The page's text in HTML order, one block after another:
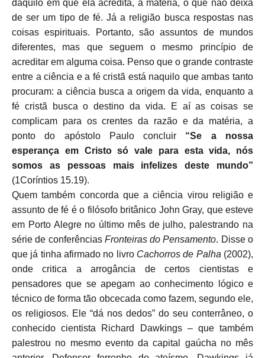
daquilo em que ela acredita, a matéria, o que não deixa
de ser um tipo de fé. Já a religião busca respostas nas
coisas espirituais. Portanto, são assuntos de mundos
diferentes, mas que seguem o mesmo princípio de
acreditar em alguma coisa. Penso que o grande contraste
entre a ciência e a fé cristã está naquilo que ambas tanto
procuram: a ciência busca a origem da vida, enquanto a
fé cristã busca o destino da vida. E aí as coisas se
complicam para os crentes da razão e da matéria, a
ponto do apóstolo Paulo concluir “Se a nossa
esperança em Cristo só vale para esta vida, nós
somos as pessoas mais infelizes deste mundo”
(1Coríntios 15.19).
Quem também concorda que a ciência virou religião e
assunto de fé é o filósofo britânico John Gray, que esteve
em Porto Alegre no último mês de julho, palestrando na
série de conferências Fronteiras do Pensamento. Disse o
que já tinha afirmado no livro Cachorros de Palha (2002),
onde critica a arrogância de certos cientistas e
pensadores que se apegam ao conhecimento lógico e
técnico de forma tão obcecada como fazem, segundo ele,
os religiosos. Ele “dá nos dedos” do seu conterrâneo, o
conhecidocientista Richard Dawkings – que também
palestrou no mesmo evento da capital gaúcha no mês